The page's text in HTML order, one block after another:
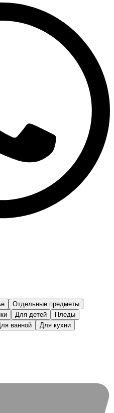
Отдельные предметы
Для детей
Пледы
ванной
Для кухни